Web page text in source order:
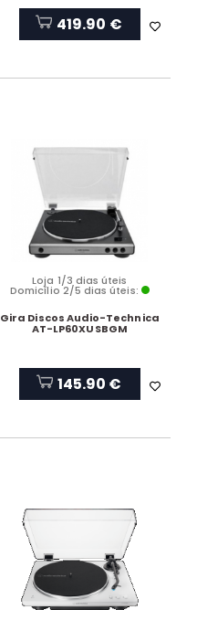
419.90 €
Loja 1/3 dias úteis
Domicílio 2/5 dias úteis:
Gira Discos Audio-Technica
AT-LP60XUSBGM
145.90 €